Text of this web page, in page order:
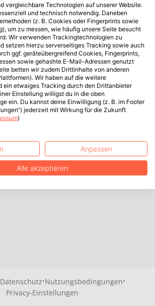
Datenschutz·Nutzungsbedingungen·
Privacy-Einstellungen
vergleichbare Technologien auf unserer Website.
und technisch notwendig. Daneben
(z. B. Cookies oder Fingerprints sowie
um zu messen, wie häufig unsere Seite besucht
Wir verwenden Trackingtechnologien zu
setzen hierzu serverseitiges Tracking sowie auch
ggf. geräteübergreifend Cookies, Fingerprints,
sowie gehashte E-Mail-Adressen genutzt
betten wir zudem Drittinhalte von anderen
Wir haben auf die weitere
ein etwaiges Tracking durch den Drittanbieter
Einstellung willigst du in die oben
ein. Du kannst deine Einwilligung (z. B. im Footer
jederzeit mit Wirkung für die Zukunft
)
Anpassen
Alle akzeptieren